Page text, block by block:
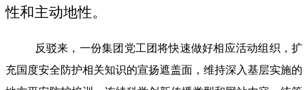
性和主动地性。
反驳来，一份集团党工团将快速做好相应活动组织，扩
充国度安全防护相关知识的宣扬遮盖面，维持深入基层实施的